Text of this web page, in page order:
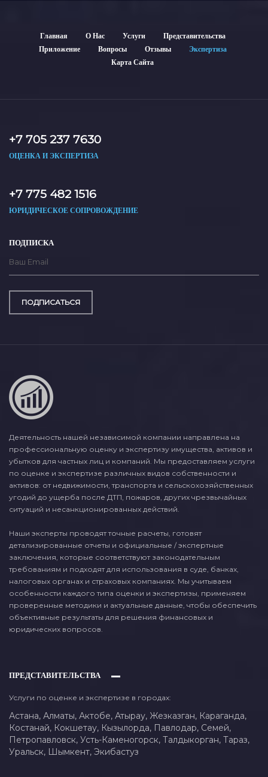
Главная О Нас Услуги
Представительства
Приложение
Вопросы Отзывы
Экспертиза
Карта Сайта
+7 705 237 7630
ОЦЕНКА И ЭКСПЕРТИЗА
+7 775 482 1516
ЮРИДИЧЕСКОЕ СОПРОВОЖДЕНИЕ
ПОДПИСКА
ПОДПИСАТЬСЯ
Деятельность нашей независимой компании направлена на
профессиональную оценку и экспертизу имущества, активов и
убытков для частных лиц и компаний. Мы предоставляем услуги
по оценке и экспертизе различных видов собственности и
активов: от недвижимости, транспорта и сельскохозяйственных
угодий до ущерба после ДТП, пожаров, других чрезвычайных
ситуаций и несанкционированных действий.
Наши эксперты проводят точные расчеты, готовят
детализированные отчеты и официальные / экспертные
заключения, которые соответствуют законодательным
требованиям и подходят для использования в суде, банках,
налоговых органах и страховых компаниях. Мы учитываем
особенности каждого типа оценки и экспертизы, применяем
проверенные методики и актуальные данные, чтобы обеспечить
объективные результаты для решения финансовых и
юридических вопросов.
ПРЕДСТАВИТЕЛЬСТВА
Услуги по оценке и экспертизе в городах:
Астана, Алматы, Актобе, Атырау, Жезказган, Караганда,
Костанай, Кокшетау, Кызылорда, Павлодар, Семей,
Петропавловск, Усть-Каменогорск, Талдыкорган, Тараз,
Уральск, Шымкент, Экибастуз